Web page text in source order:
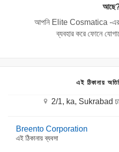
আপনি Elite Cosmatica -এর
ব্যবহার করে ফোনে
এই ঠিকানায়
2/1, ka, Sukrabad
Breento Corporation
এই ঠিকানায় ব্যবসা